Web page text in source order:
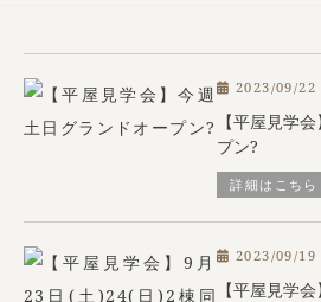
2023/09/
【平屋見学
プン?
詳細はこち
2023/09/19
【平屋見学